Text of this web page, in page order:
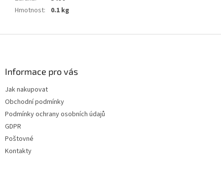
Hmotnost: 0.1 kg
Informace pro vás
Jak nakupovat
Obchodní podmínky
Podmínky ochrany osobních údajů
GDPR
Poštovné
Kontakty